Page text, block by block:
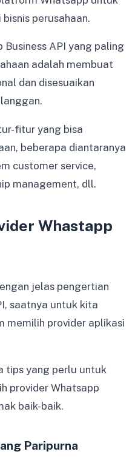
perusahaan.
API yang paling
adalah membuat
dan disesuaikan
fitur yang bisa
beberapa diantaranya
customer service,
management, dll.
Whastapp
jelas pengertian
saatnya untuk kita
memilih provider aplikasi
tips yang perlu untuk
provider Whatsapp
baik-baik.
Paripurna